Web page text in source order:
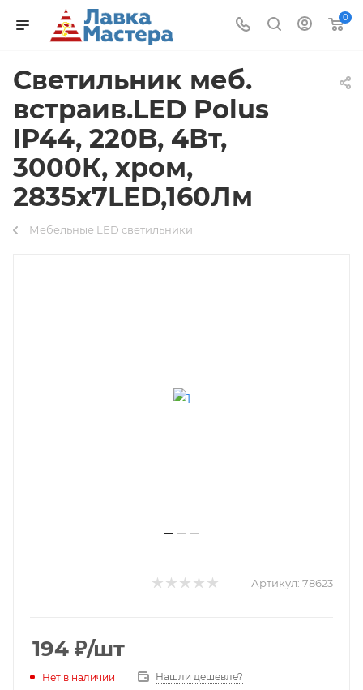
0
Светильник меб.
встраив.LED Polus
IP44, 220B, 4Вт,
3000К, хром,
2835х7LED,160Лм
Мебельные LED светильники
Артикул: 78623
194 ₽/шт
Нет в наличии Нашли дешевле?